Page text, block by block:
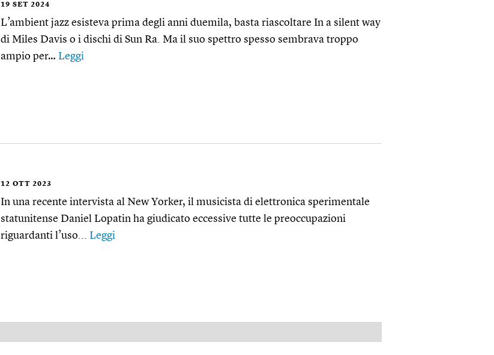
19 SET 2024
L’ambient jazz esisteva prima degli anni duemila, basta riascoltare In a silent way
di Miles Davis o i dischi di Sun Ra. Ma il suo spettro spesso sembrava troppo
ampio per… Leggi
12 OTT 2023
In una recente intervista al New Yorker, il musicista di elettronica sperimentale
statunitense Daniel Lopatin ha giudicato eccessive tutte le preoccupazioni
riguardanti l’uso... Leggi